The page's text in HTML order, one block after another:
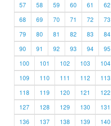
57
58 59 60 61 62
68
69 70 71 72 73
79
80 81 82 83 84
90
91 92 93 94 95
100
101 102 103 104
109
110 111 112 113
118
119 120 121 122
127
128 129 130 131
136
137 138 139 140